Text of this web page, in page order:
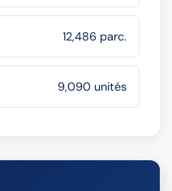
12,486 parc.
9,090 unités